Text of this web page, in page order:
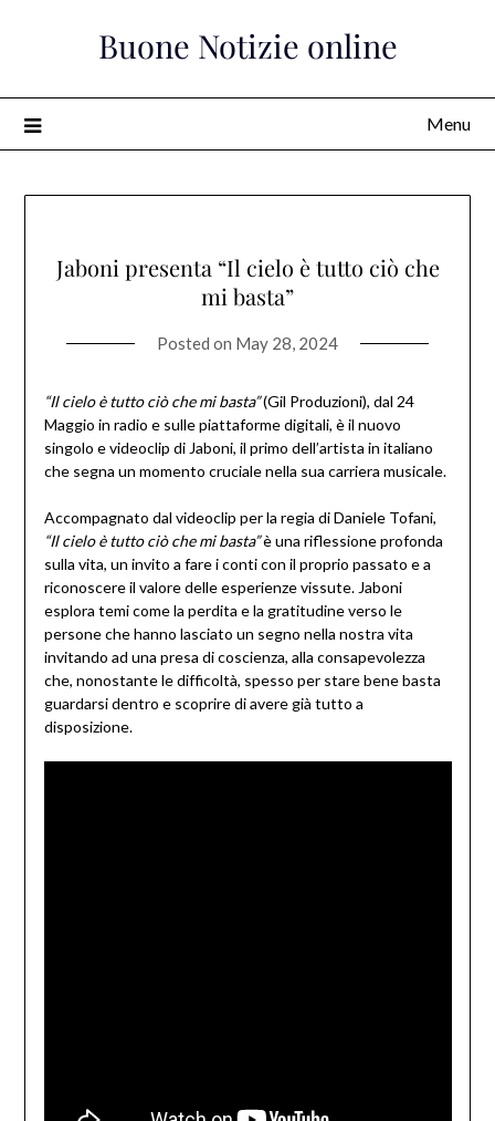
Buone Notizie online
Menu
Jaboni presenta “Il cielo è tutto ciò che
mi basta”
Posted on May 28, 2024
“Il cielo è tutto ciò che mi basta”(Gil Produzioni), dal 24
Maggio in radio e sulle piattaforme digitali, è il nuovo
singolo e videoclip di Jaboni, il primo dell’artista in italiano
che segna un momento cruciale nella sua carriera musicale.
Accompagnato dal videoclip per la regia di Daniele Tofani,
“Il cielo è tutto ciò che mi basta”è una riflessione profonda
sulla vita, un invito a fare i conti con il proprio passato e a
riconoscere il valore delle esperienze vissute. Jaboni
esplora temi come la perdita e la gratitudine verso le
persone che hanno lasciato un segno nella nostra vita
invitando ad una presa di coscienza, alla consapevolezza
che, nonostante le difficoltà, spesso per stare bene basta
guardarsi dentro e scoprire di avere già tutto a
disposizione.